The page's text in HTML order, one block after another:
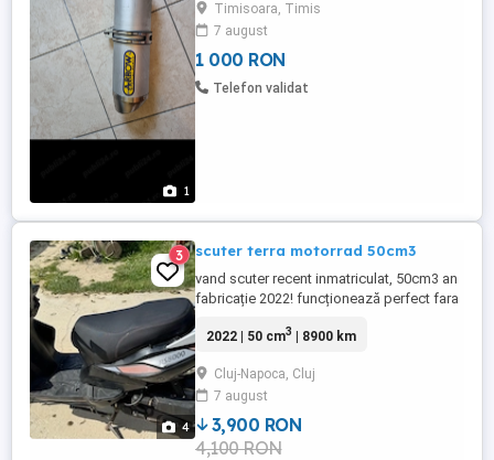
1
Timisoara, Timis
7 august
1 000 RON
Telefon validat
4
3 scuter terra motorrad 50cm3
vand scuter recent inmatriculat, 50cm3 an
fabricație 2022! funcționează perfect fara
2022 | 50 cm3 | 8900 km
Cluj-Napoca, Cluj
7 august
3,900 RON
4,100 RON